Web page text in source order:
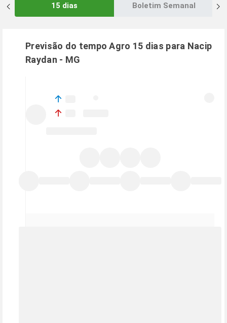
15 dias Boletim Semanal
Previsão do tempo Agro 15 dias para Nacip
Raydan - MG